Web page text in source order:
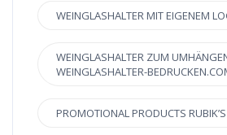
WEINGLASHALTER MIT EIGENEM
WEINGLASHALTER ZUM
WEINGLASHALTER-
PROMOTIONAL PRODUCTS